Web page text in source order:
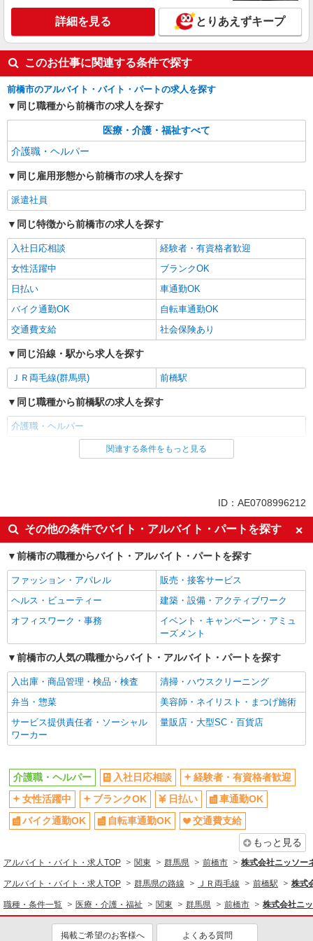
詳細を見る
アルバイト パート 派遣社員 紹介予定派遣
日研トータルソーシング株式会社 メディカルケア事業部/高崎オフィ
ス
未経験・無資格OKの介護スタッフ
時給1,300円〜1,400円 ★週払いOK（規定あ
り） ※給与幅は経験・能力による
群馬県前橋市 【最寄駅】前橋大島駅 ★勤務地
は3000ヶ所以上★ 自宅から通いやすいエリアな
キープ
詳細を見る とりあえずキープ
このお仕事に関連する条件で探す
前橋市のアルバイト・バイト・パートの求人を探す
同じ職種から前橋市の求人を探す
医療・介護・福祉すべて
介護職・ヘルパー
同じ雇用形態から前橋市の求人を探す
派遣社員
同じ特徴から前橋市の求人を探す
入社日応相談
経験者・有資格者歓迎
女性活躍中
ブランクOK
日払い
車通勤OK
バイク通勤OK
自転車通勤OK
交通費支給
社会保険あり
同じ沿線・駅から求人を探す
ＪＲ両毛線(群馬県) 前橋駅
同じ職種から前橋駅の求人を探す
介護職・ヘルパー
同じ雇用形態から前橋駅の求人を探す
入社日応相談
経験者・有資格者歓迎
女性活躍中
ブランクOK
日払い
車通勤OK
バイク通勤OK
自転車通勤OK
交通費支給
社会保険あり
同じ職種から求人を探す
医療・介護・福祉
介護職・ヘルパー
同じ特徴から求人を探す
日払い
車通勤OK
交通費支給
社会保険あり
関連する条件をもっと見る
ID：AE0708996212
その他の条件でバイト・アルバイト・パートを探す
前橋市の職種からバイト・アルバイト・パートを探す
ファッション・アパレル
販売・接客サービス
ヘルス・ビューティー
建築・設備・アクティブワーク
オフィスワーク・事務
イベント・キャンペーン・アミュ
ーズメント
前橋市の人気の職種からバイト・アルバイト・パートを探す
入出庫・商品管理・検品・検査
清掃・ハウスクリーニング
弁当・惣菜
美容師・ネイリスト・まつげ施術
サービス提供責任者・ソーシャル
ワーカー
量販店・大型SC・百貨店
介護職・ヘルパー 入社日応相談
経験者・有資格者歓迎
女性活躍中
ブランクOK 日払い
車通勤OK
バイク通勤OK
自転車通勤OK
交通費支給
もっと見る
アルバイト・バイト・求人TOP 関東 群馬県 前橋市 株式会社ニッソー
アルバイト・バイト・求人TOP 群馬県の路線 ＪＲ両毛線 前橋駅 株式
職種・条件一覧 医療・介護・福祉 関東 群馬県 前橋市 株式会社ニ
掲載ご希望のお客様へ よくある質問